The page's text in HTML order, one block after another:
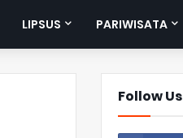
LIPSUS PARIWISATA
Follow Us